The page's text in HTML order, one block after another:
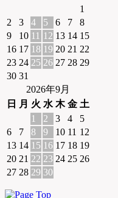
1
2
3 4 5 6 7
8
9
10 11 12 13 14 15
16 17 18 19 20 21 22
23 24 25 26 27 28 29
30 31
2026年9月
日
月 火 水 木 金 土
1
2 3 4
5
6
7 8 9 10 11 12
13 14 15 16 17 18 19
20 21 22 23 24 25 26
27 28 29 30